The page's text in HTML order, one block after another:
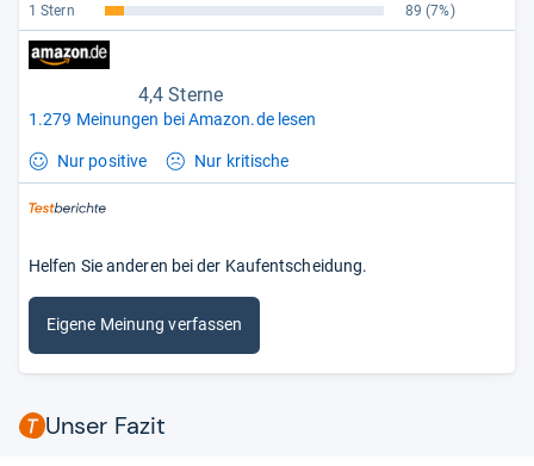
1 Stern
89 (7%)
4,4 Sterne
1.279 Meinungen bei Amazon.de lesen
Nur positive Nur kritische
Helfen Sie anderen bei der Kaufentscheidung.
Eigene Meinung verfassen
Unser Fazit